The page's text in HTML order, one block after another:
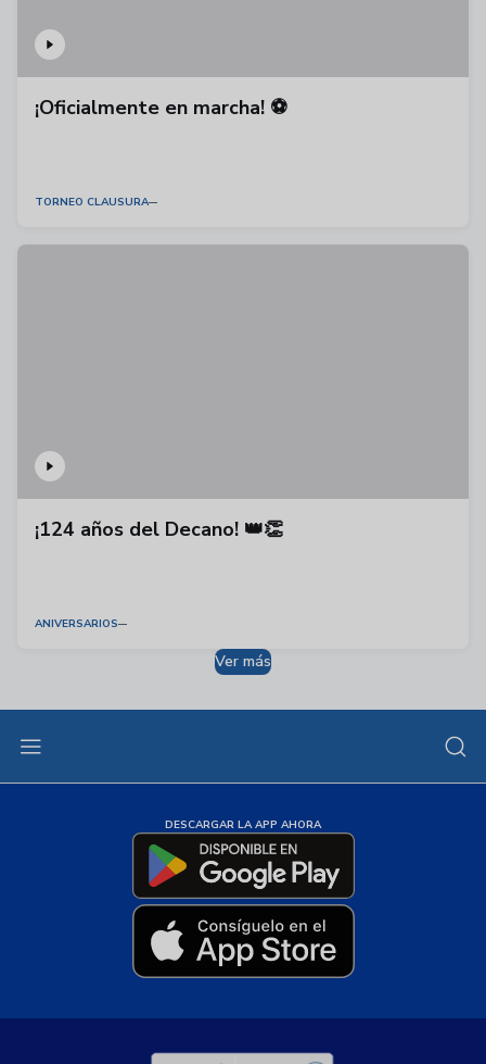
¡Oficialmente en marcha! ⚽
TORNEO CLAUSURA
¡124 años del Decano! 👑👏
ANIVERSARIOS
Ver más
DESCARGAR LA APP AHORA